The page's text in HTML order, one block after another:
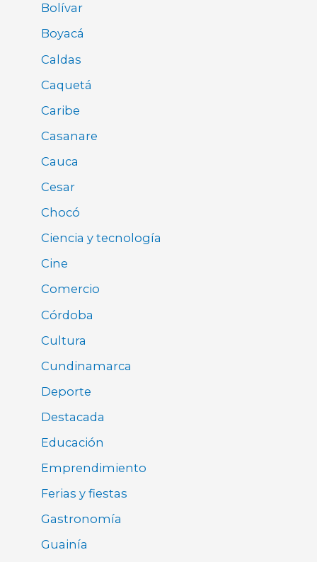
Bolívar
Boyacá
Caldas
Caquetá
Caribe
Casanare
Cauca
Cesar
Chocó
Ciencia y tecnología
Cine
Comercio
Córdoba
Cultura
Cundinamarca
Deporte
Destacada
Educación
Emprendimiento
Ferias y fiestas
Gastronomía
Guainía